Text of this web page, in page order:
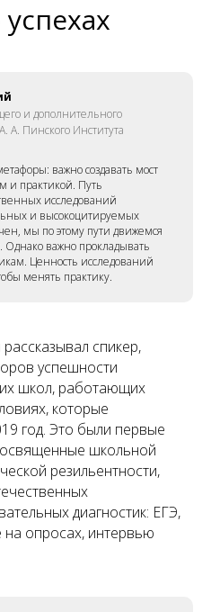
и дополнительного
А. Пинского Института
важно создавать мост
и практикой. Путь
исследований
и высокоцитируемых
мы по этому пути движемся
Однако важно прокладывать
Ценность исследований
менять практику.
спикер,
успешности
школ, работающих
которые
год. Это были первые
школьной
резильентности,
диагностик: ЕГЭ,
на опросах, интервью